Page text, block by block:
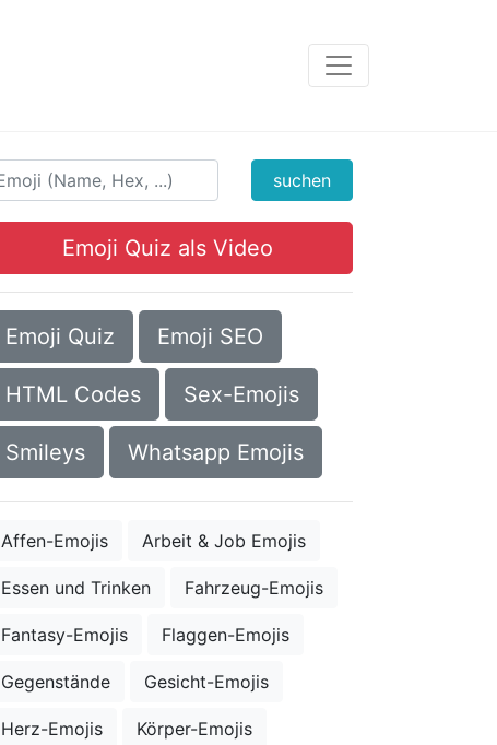
suchen
Emoji Quiz als Video
Emoji Quiz Emoji SEO
HTML Codes Sex-Emojis
Smileys Whatsapp Emojis
Affen-Emojis Arbeit & Job Emojis
Essen und Trinken Fahrzeug-Emojis
Fantasy-Emojis Flaggen-Emojis
Gegenstände Gesicht-Emojis
Herz-Emojis Körper-Emojis